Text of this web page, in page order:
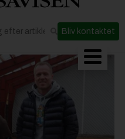
Bliv kontaktet